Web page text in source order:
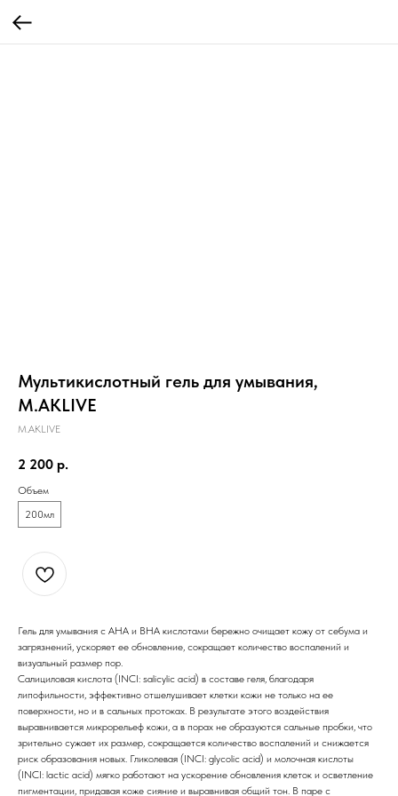
Мультикислотный гель для умывания,
M.AKLIVE
M.AKLIVE
2 200 р.
Объем
200мл
Гель для умывания с AHA и BHA кислотами бережно очищает кожу от себума и
загрязнений, ускоряет ее обновление, сокращает количество воспалений и
визуальный размер пор.
Салициловая кислота (INCI: salicylic acid) в составе геля, благодаря
липофильности, эффективно отшелушивает клетки кожи не только на ее
поверхности, но и в сальных протоках. В результате этого воздействия
выравнивается микрорельеф кожи, а в порах не образуются сальные пробки, что
зрительно сужает их размер, сокращается количество воспалений и снижается
риск образования новых. Гликолевая (INCI: glycolic acid) и молочная кислоты
(INCI: lactic acid) мягко работают на ускорение обновления клеток и осветление
пигментации, придавая коже сияние и выравнивая общий тон. В паре с